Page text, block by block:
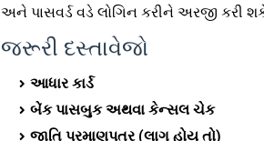
અને પાસવર્ડ વડે લોગિન કરીને અરજી કરી
જરૂરી દસ્તાવેજો
આધાર કાર્ડ
બેંક પાસબુક અથવા કેન્સલ ચેક
જાતિ પ્રમાણપત્ર (લાગુ હોય તો)